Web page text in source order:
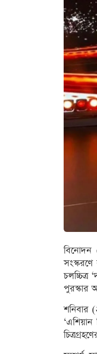
বিনোদন
চলচ্চিত্র
পুরস্কার
শনিবার
‘এশিয়ান